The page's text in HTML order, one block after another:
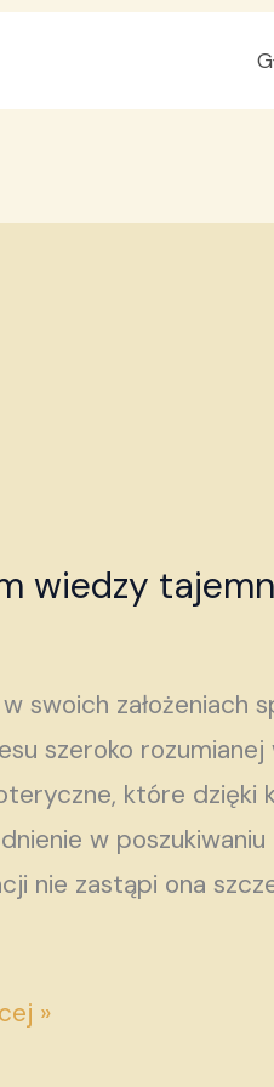
wiedzy
swoich założeniach
szeroko
które dzięki
w
nie zastąpi ona
»